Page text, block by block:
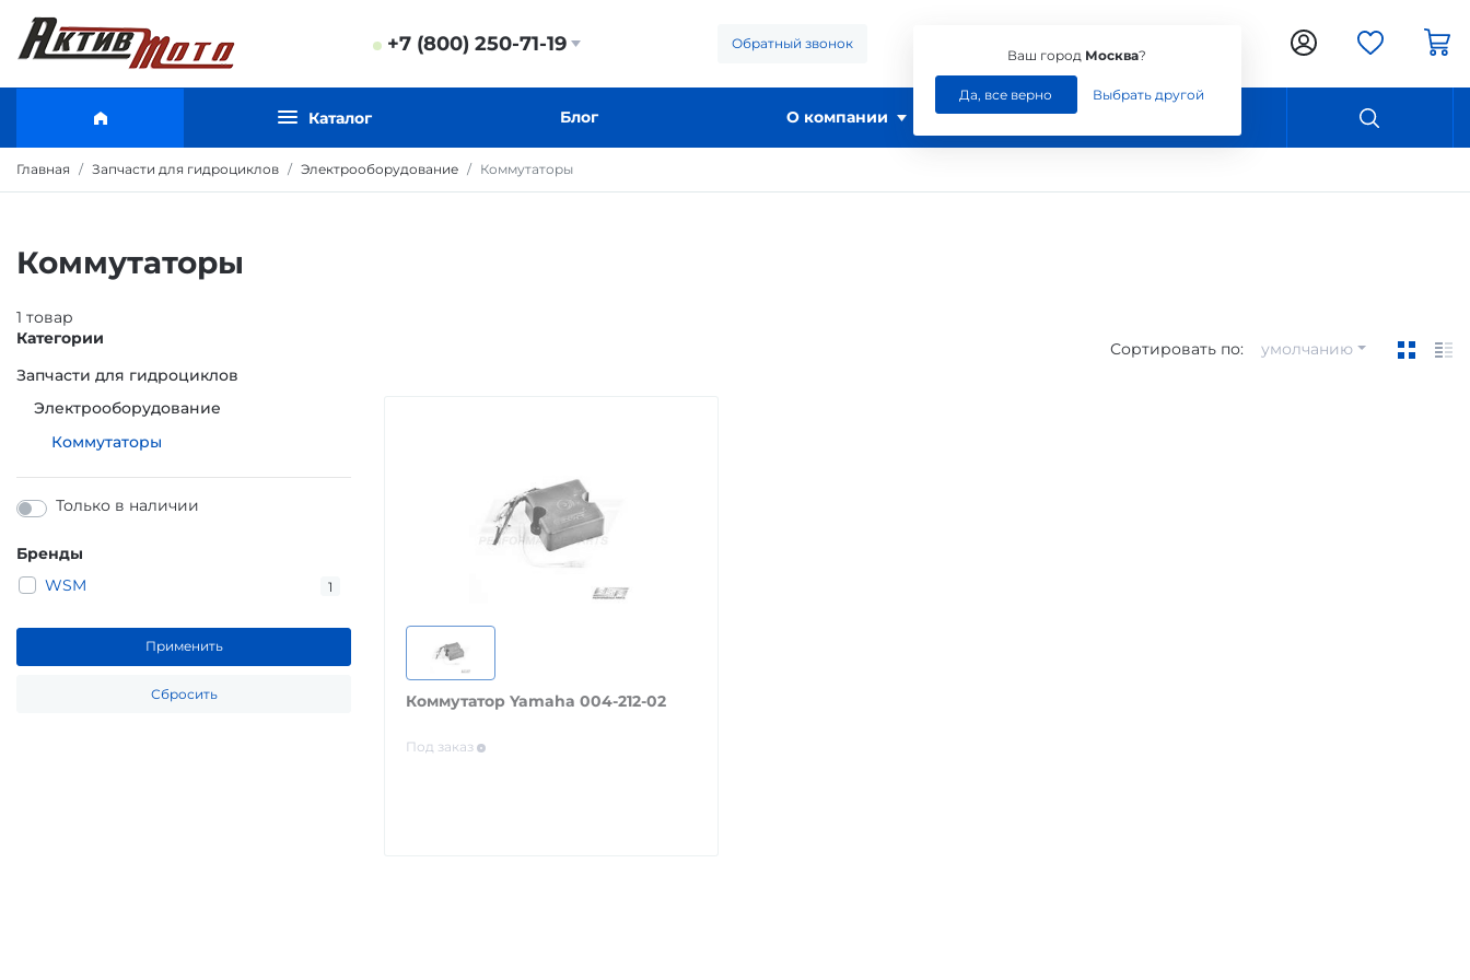
+7 (800) 250-71-19 Обратный звонок
Ваш город Москва?
Да, все верно Выбрать другой
Каталог Блог О компании
Главная Запчасти для гидроциклов Электрооборудование Коммутаторы
Коммутаторы
1 товар
Категории
Запчасти для гидроциклов
Электрооборудование
Коммутаторы
Только в наличии
Бренды
WSM
1
Применить
Сбросить
Сортировать по: умолчанию
Коммутатор Yamaha 004-212-02
Под заказ